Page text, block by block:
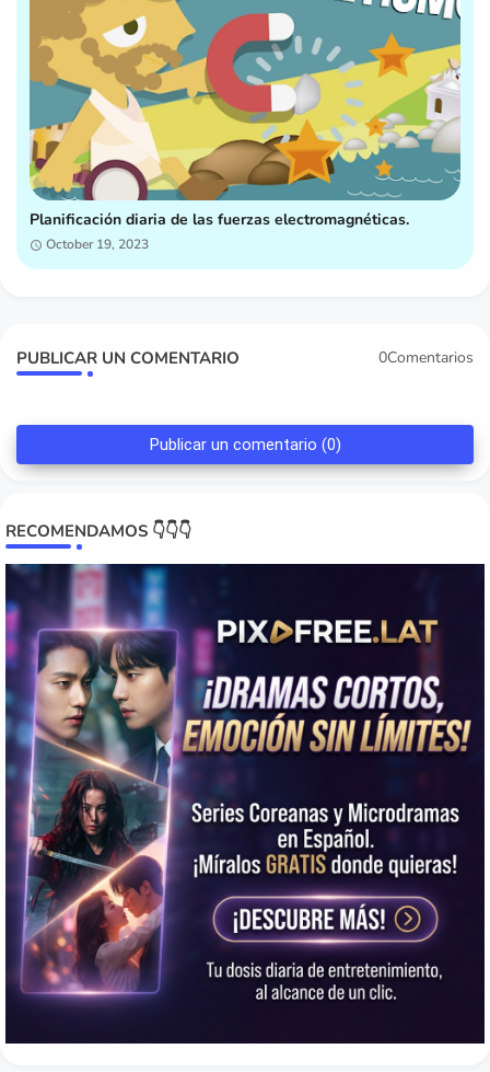
Planificación diaria de las fuerzas electromagnéticas.
October 19, 2023
PUBLICAR UN COMENTARIO 0Comentarios
Publicar un comentario (0)
RECOMENDAMOS 👇👇👇